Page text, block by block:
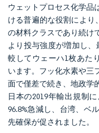
ウェットプロセス化学品
ける普遍的な役割により
の材料クラスであり続け
より投与強度が増加し、
較してウェーハ1枚あた
います。フッ化水素や三
面で僅差で続き、地政学
日本の2019年輸出規制
96.8%急減し、台湾、ベ
先確保が促されました。